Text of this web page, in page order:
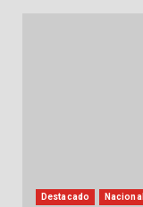
Destacado Nacional